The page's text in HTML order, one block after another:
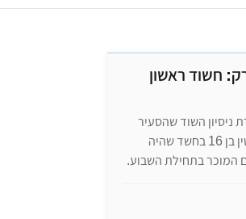
חשוד ראשון
השוד שהסעיר
את העיר: המשטרה עצרה קטין בן 16 בחשד שהיה
המוכר בתחילת השבוע.